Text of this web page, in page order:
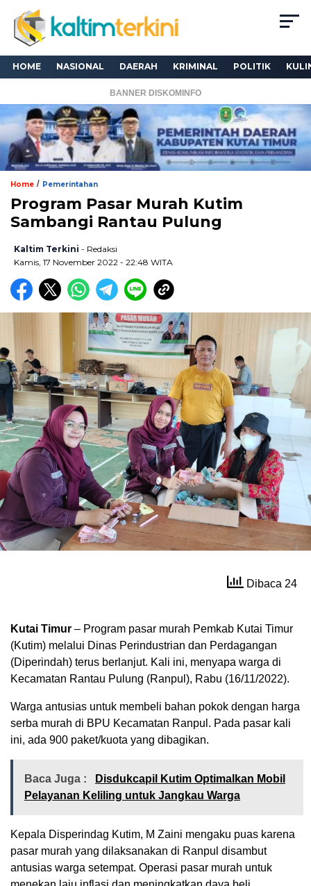
HOME NASIONAL DAERAH KRIMINAL POLITIK
BANNER DISKOMINFO
Home / Pemerintahan
Program Pasar Murah Kutim
Sambangi Rantau Pulung
Kaltim Terkini - Redaksi
Kamis, 17 November 2022 - 22:48 WITA
Dibaca 24
Kutai Timur – Program pasar murah Pemkab Kutai Timur
(Kutim) melalui Dinas Perindustrian dan Perdagangan
(Diperindah) terus berlanjut. Kali ini, menyapa warga di
Kecamatan Rantau Pulung (Ranpul), Rabu (16/11/2022).
Warga antusias untuk membeli bahan pokok dengan harga
serba murah di BPU Kecamatan Ranpul. Pada pasar kali
ini, ada 900 paket/kuota yang dibagikan.
Baca Juga :
Disdukcapil Kutim Optimalkan Mobil
Pelayanan Keliling untuk Jangkau Warga
Kepala Disperindag Kutim, M Zaini mengaku puas karena
pasar murah yang dilaksanakan di Ranpul disambut
antusias warga setempat. Operasi pasar murah untuk